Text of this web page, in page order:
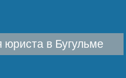
юриста в Бугульме